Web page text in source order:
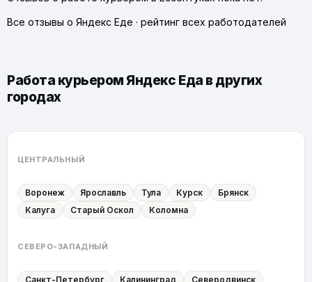
Все отзывы о Яндекс Еде · рейтинг всех работодателей
Работа курьером Яндекс Еда в других
городах
ЦЕНТРАЛЬНЫЙ
Воронеж Ярославль Тула Курск
Брянск
Калуга
Старый Оскол Коломна
СЕВЕРО-ЗАПАДНЫЙ
Санкт-Петербург Калининград
Северодвинск